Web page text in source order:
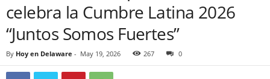
celebra la Cumbre Latina 2026
“Juntos Somos Fuertes”
By Hoy en Delaware - May 19, 2026 267 0